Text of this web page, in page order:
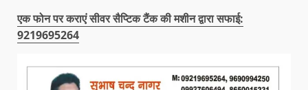
एक फोन पर कराएं सीवर सैप्टिक टैंक की मशीन द्वारा सफाई:
9219695264